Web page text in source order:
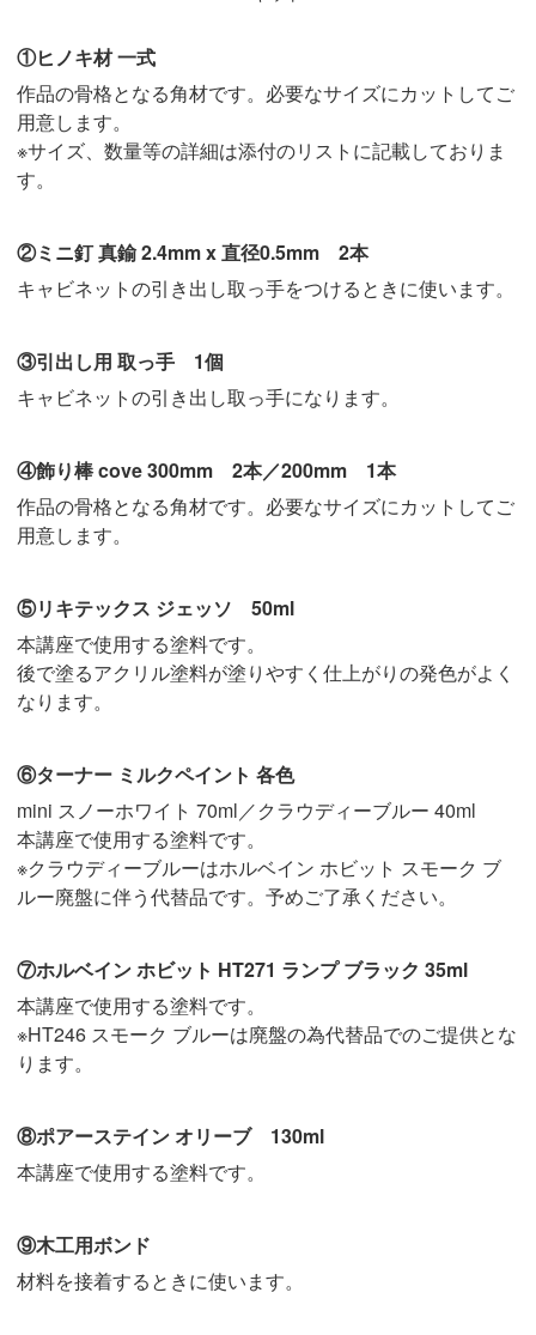
①ヒノキ材 一式
作品の骨格となる角材です。必要なサイズにカットしてご
用意します。
※サイズ、数量等の詳細は添付のリストに記載しておりま
す。
②ミニ釘 真鍮 2.4mm x 直径0.5mm 2本
キャビネットの引き出し取っ手をつけるときに使います。
③引出し用 取っ手 1個
キャビネットの引き出し取っ手になります。
④飾り棒 cove 300mm 2本／200mm 1本
作品の骨格となる角材です。必要なサイズにカットしてご
用意します。
⑤リキテックス ジェッソ 50ml
本講座で使用する塗料です。
後で塗るアクリル塗料が塗りやすく仕上がりの発色がよく
なります。
⑥ターナー ミルクペイント 各色
mini スノーホワイト 70ml／クラウディーブルー 40ml
本講座で使用する塗料です。
※クラウディーブルーはホルベイン ホビット スモーク ブ
ルー廃盤に伴う代替品です。予めご了承ください。
⑦ホルベイン ホビット HT271 ランプ ブラック 35ml
本講座で使用する塗料です。
※HT246 スモーク ブルーは廃盤の為代替品でのご提供とな
ります。
⑧ポアーステイン オリーブ 130ml
本講座で使用する塗料です。
⑨木工用ボンド
材料を接着するときに使います。